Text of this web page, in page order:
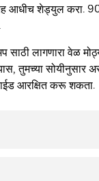
आधीच शेड्युल करा.
लागणारा वेळ
तुमच्या सोयीनुसार
आरक्षित करू शकता.